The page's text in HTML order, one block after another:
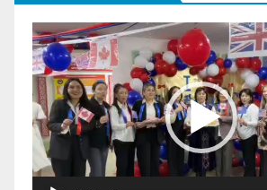
Видеоплеер